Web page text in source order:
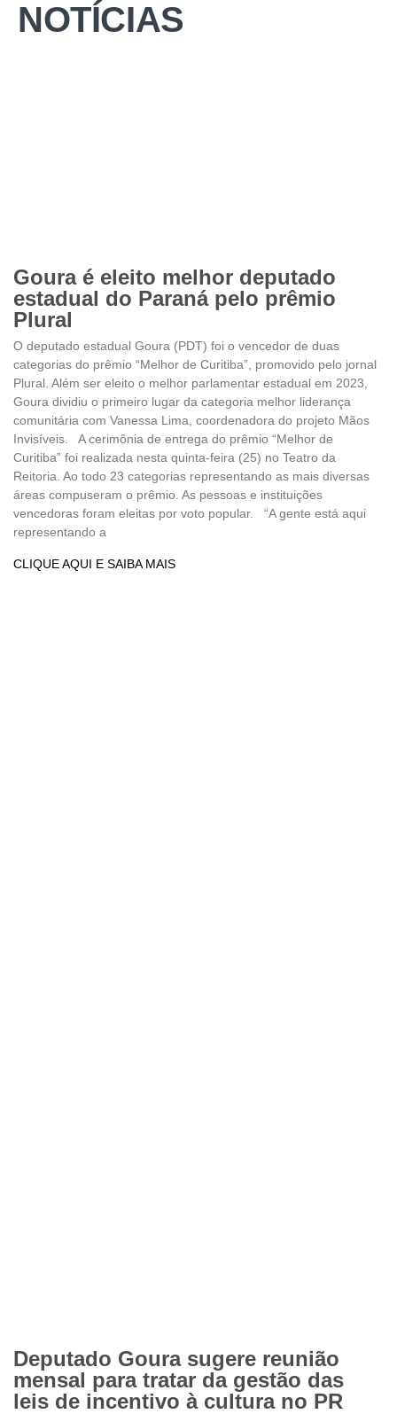
NOTÍCIAS
Goura é eleito melhor deputado
estadual do Paraná pelo prêmio
Plural
O deputado estadual Goura (PDT) foi o vencedor de duas
categorias do prêmio “Melhor de Curitiba”, promovido pelo jornal
Plural. Além ser eleito o melhor parlamentar estadual em 2023,
Goura dividiu o primeiro lugar da categoria melhor liderança
comunitária com Vanessa Lima, coordenadora do projeto Mãos
Invisíveis. A cerimônia de entrega do prêmio “Melhor de
Curitiba” foi realizada nesta quinta-feira (25) no Teatro da
Reitoria. Ao todo 23 categorias representando as mais diversas
áreas compuseram o prêmio. As pessoas e instituições
vencedoras foram eleitas por voto popular. “A gente está aqui
representando a
CLIQUE AQUI E SAIBA MAIS
Deputado Goura sugere reunião
mensal para tratar da gestão das
leis de incentivo à cultura no PR